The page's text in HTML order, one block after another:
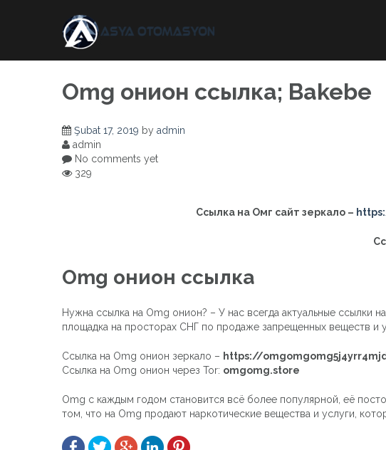
Omg онион ссылка; Bakebe
Şubat 17, 2019 by admin
admin
No comments yet
329
Ссылка на Омг сайт зеркало –
Omg онион ссылка
Нужна ссылка на Omg онион? – У нас всегда актуальные ссылки
площадка на просторах СНГ по продаже запрещенных веществ и
Ссылка на Omg онион зеркало – https://
Ссылка на Omg онион через Tor: omgomg.store
Omg с каждым годом становится всё более популярной, её
том, что на Omg продают наркотические вещества и услуги,